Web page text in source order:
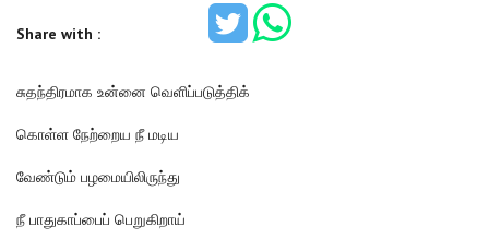
Share with :
சுதந்திரமாக உன்னை வெளிப்படுத்திக்
கொள்ள நேற்றைய நீ மடிய
வேண்டும் பழமையிலிருந்து
நீ பாதுகாப்பைப் பெறுகிறாய்